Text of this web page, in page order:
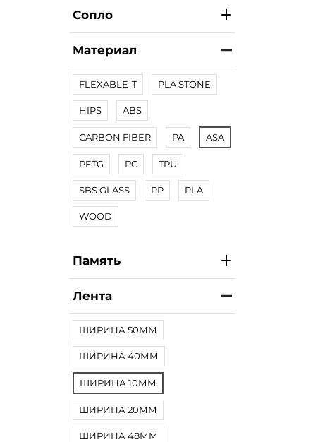
Сопло
Материал
FLEXABLE-T PLA STONE
HIPS ABS
CARBON FIBER PA ASA
PETG PC TPU
SBS GLASS PP PLA
WOOD
Память
Лента
ШИРИНА 50ММ
ШИРИНА 40ММ
ШИРИНА 10ММ
ШИРИНА 20ММ
ШИРИНА 48ММ